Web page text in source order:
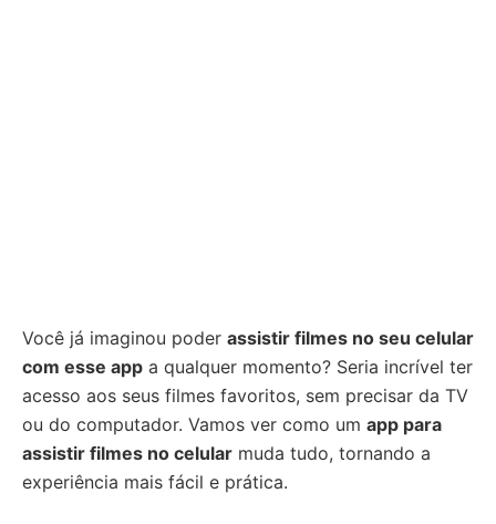
Você já imaginou poder assistir filmes no seu celular
com esse app a qualquer momento? Seria incrível ter
acesso aos seus filmes favoritos, sem precisar da TV
ou do computador. Vamos ver como um app para
assistir filmes no celular muda tudo, tornando a
experiência mais fácil e prática.